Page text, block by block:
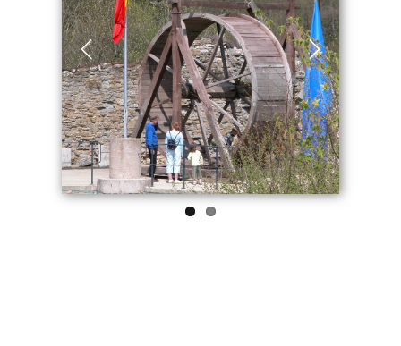
Previous Next